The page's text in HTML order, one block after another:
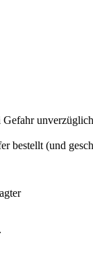
bestellt (und